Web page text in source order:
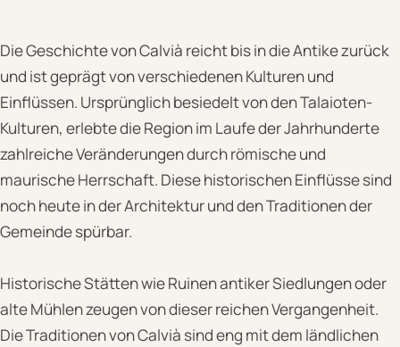
Die Geschichte von Calvià reicht bis in die Antike zurück
und ist geprägt von verschiedenen Kulturen und
Einflüssen. Ursprünglich besiedelt von den Talaioten-
Kulturen, erlebte die Region im Laufe der Jahrhunderte
zahlreiche Veränderungen durch römische und
maurische Herrschaft. Diese historischen Einflüsse sind
noch heute in der Architektur und den Traditionen der
Gemeinde spürbar.
Historische Stätten wie Ruinen antiker Siedlungen oder
alte Mühlen zeugen von dieser reichen Vergangenheit.
Die Traditionen von Calvià sind eng mit dem ländlichen